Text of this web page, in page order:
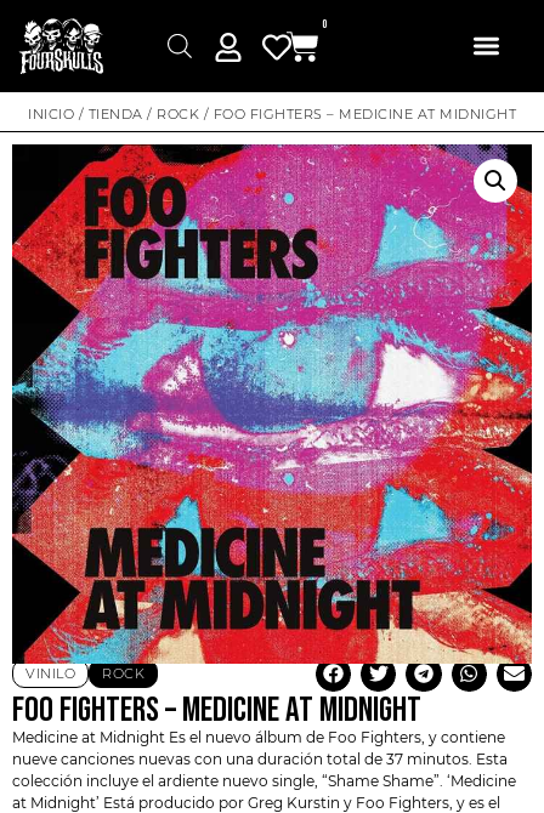
0
INICIO / TIENDA / ROCK / FOO FIGHTERS – MEDICINE AT MIDNIGHT
VINILO ROCK
FOO FIGHTERS – MEDICINE AT MIDNIGHT
Medicine at Midnight Es el nuevo álbum de Foo Fighters , y contiene
nueve canciones nuevas con una duración total de 37 minutos. Esta
colección incluye el ardiente nuevo single, “Shame Shame”. ‘Medicine
at Midnight’ Está producido por Greg Kurstin y Foo Fighters, y es el